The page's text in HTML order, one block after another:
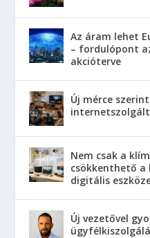
Az áram lehet
– fordulópont
akcióterve
Új mérce
Nem csak a
csökkenthető a
digitális
Új vezetővel